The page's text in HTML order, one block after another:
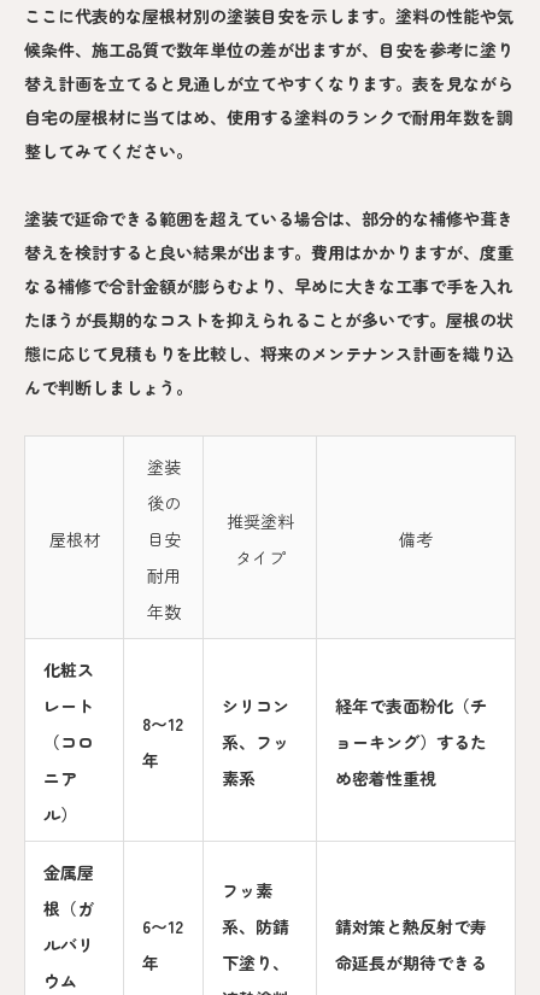
ここに代表的な屋根材別の塗装目安を示します。塗料の性能や気
候条件、施工品質で数年単位の差が出ますが、目安を参考に塗り
替え計画を立てると見通しが立てやすくなります。表を見ながら
自宅の屋根材に当てはめ、使用する塗料のランクで耐用年数を調
整してみてください。
塗装で延命できる範囲を超えている場合は、部分的な補修や葺き
替えを検討すると良い結果が出ます。費用はかかりますが、度重
なる補修で合計金額が膨らむより、早めに大きな工事で手を入れ
たほうが長期的なコストを抑えられることが多いです。屋根の状
態に応じて見積もりを比較し、将来のメンテナンス計画を織り込
んで判断しましょう。
屋根材
塗装
後の
目安
耐用
年数
推奨塗料
タイプ
備考
化粧ス
レート
（コロ
ニア
ル）
8〜12
年
シリコン
系、フッ
素系
経年で表面粉化（チ
ョーキング）するた
め密着性重視
金属屋
根（ガ
ルバリ
ウム
6〜12
年
フッ素
系、防錆
下塗り、
錆対策と熱反射で寿
命延長が期待できる